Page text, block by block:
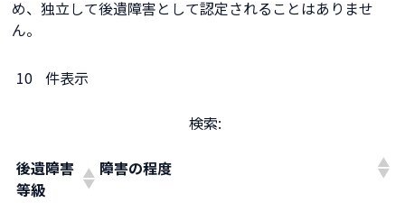
め、独立して後遺障害として認定されることはありませ
ん。
件表示
検索:
後遺障害
等級
障害の程度